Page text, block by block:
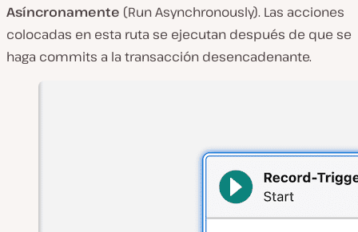
Asíncronamente (Run Asynchronously). Las acciones
colocadas en esta ruta se ejecutan después de que se
haga commits a la transacción desencadenante.